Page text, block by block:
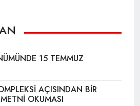
15 TEMMUZ
AÇISINDAN BİR
OKUMASI